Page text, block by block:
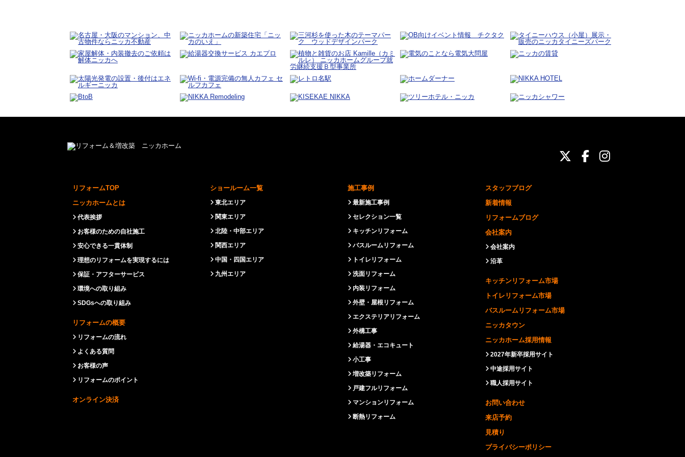
ニッカホーム公式
ニッカホーム公
ニッカホー
リフォームTOP
ニッカホームとは
代表挨拶
お客様のための自社施工
安心できる一貫体制
理想のリフォームを実現するには
保証・アフターサービス
環境への取り組み
SDGsへの取り組み
リフォームの概要
リフォームの流れ
よくある質問
お客様の声
リフォームのポイント
オンライン決済
ショールーム一覧
東北エリア
関東エリア
北陸・中部エリア
関西エリア
中国・四国エリア
九州エリア
施工事例
最新施工事例
セレクション一覧
キッチンリフォーム
バスルームリフォーム
トイレリフォーム
洗面リフォーム
内装リフォーム
外壁・屋根リフォーム
エクステリアリフォーム
外構工事
給湯器・エコキュート
小工事
増改築リフォーム
戸建フルリフォーム
マンションリフォーム
断熱リフォーム
スタッフブログ
新着情報
リフォームブログ
会社案内
会社案内
沿革
キッチンリフォーム市場
トイレリフォーム市場
バスルームリフォーム市場
ニッカタウン
ニッカホーム採用情報
2027年新卒採用サイト
中途採用サイト
職人採用サイト
お問い合わせ
来店予約
見積り
プライバシーポリシー